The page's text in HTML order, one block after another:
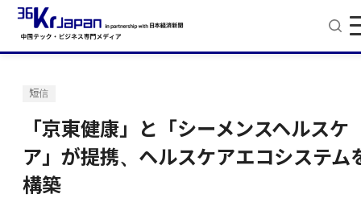
短信
「京東健康」と「シーメンスヘルスケ
ア」が提携、ヘルスケアエコシステム
構築